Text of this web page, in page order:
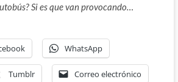
Si es que van provocando…
WhatsApp
Tumblr Correo electrónico